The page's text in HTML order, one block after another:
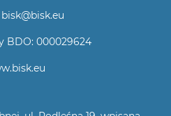
BDO: 000029624